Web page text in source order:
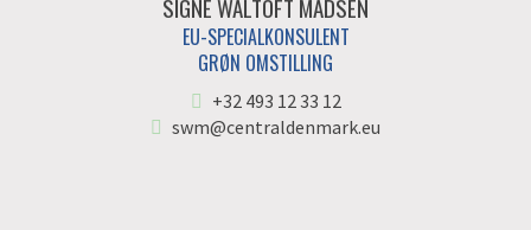
SIGNE WALTOFT MADSEN
EU-SPECIALKONSULENT
GRØN OMSTILLING
+32 493 12 33 12
swm@centraldenmark.eu